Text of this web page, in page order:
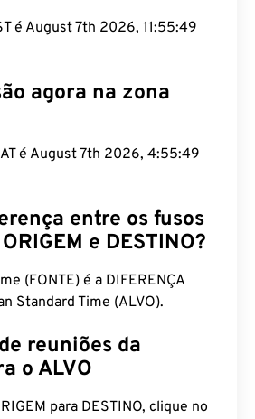
é August 7th 2026, 11:55:50
agora na zona
é August 7th 2026, 4:55:50
entre os fusos
e DESTINO?
(FONTE) é a DIFERENÇA
Standard Time (ALVO).
reuniões da
o ALVO
para DESTINO, clique no